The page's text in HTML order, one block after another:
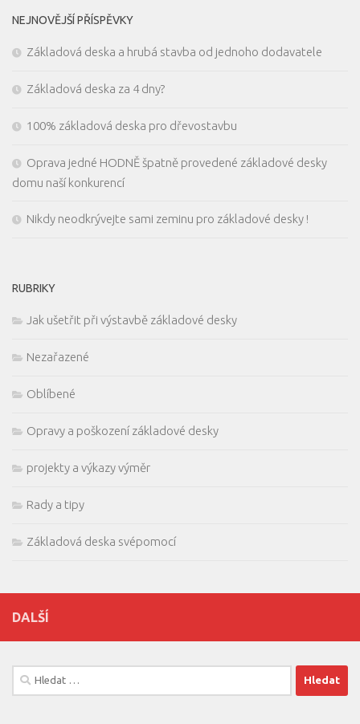
NEJNOVĚJŠÍ PŘÍSPĚVKY
Základová deska a hrubá stavba od jednoho dodavatele
Základová deska za 4 dny?
100% základová deska pro dřevostavbu
Oprava jedné HODNĚ špatně provedené základové desky
domu naší konkurencí
Nikdy neodkrývejte sami zeminu pro základové desky !
RUBRIKY
Jak ušetřit při výstavbě základové desky
Nezařazené
Oblíbené
Opravy a poškození základové desky
projekty a výkazy výměr
Rady a tipy
Základová deska svépomocí
DALŠÍ
Vyhledávání